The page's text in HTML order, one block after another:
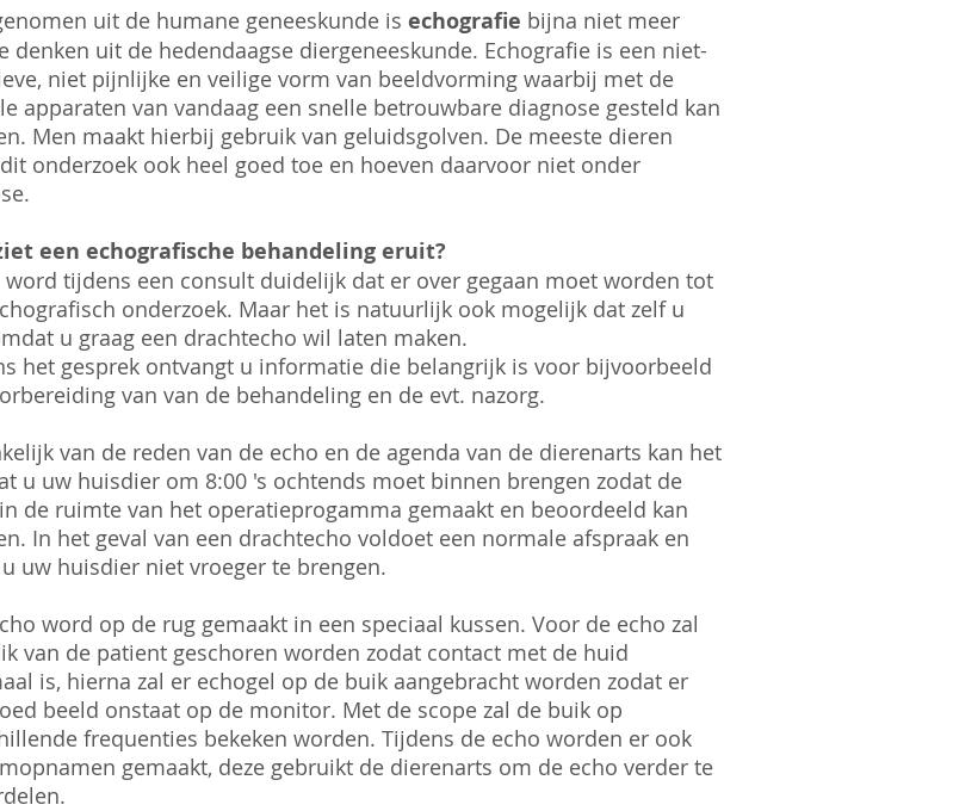
uit de humane geneeskunde is echografie bijna niet meer
denken uit de hedendaagse diergeneeskunde. Echografie is een niet-
niet pijnlijke en veilige vorm van beeldvorming waarbij met de
apparaten van vandaag een snelle betrouwbare diagnose gesteld kan
Men maakt hierbij gebruik van geluidsgolven. De meeste dieren
onderzoek ook heel goed toe en hoeven daarvoor niet onder
een echografische behandeling eruit?
word tijdens een consult duidelijk dat er over gegaan moet worden tot
onderzoek. Maar het is natuurlijk ook mogelijk dat zelf u
u graag een drachtecho wil laten maken.
het gesprek ontvangt u informatie die belangrijk is voor bijvoorbeeld
van van de behandeling en de evt. nazorg.
van de reden van de echo en de agenda van de dierenarts kan het
u uw huisdier om 8:00 's ochtends moet binnen brengen zodat de
de ruimte van het operatieprogamma gemaakt en beoordeeld kan
In het geval van een drachtecho voldoet een normale afspraak en
uw huisdier niet vroeger te brengen.
word op de rug gemaakt in een speciaal kussen. Voor de echo zal
van de patient geschoren worden zodat contact met de huid
is, hierna zal er echogel op de buik aangebracht worden zodat er
beeld onstaat op de monitor. Met de scope zal de buik op
frequenties bekeken worden. Tijdens de echo worden er ook
gemaakt, deze gebruikt de dierenarts om de echo verder te